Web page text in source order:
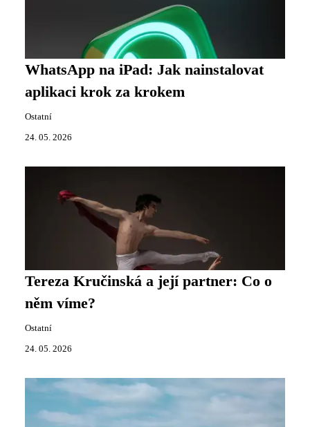
WhatsApp na iPad: Jak nainstalovat
aplikaci krok za krokem
Ostatní
24. 05. 2026
Tereza Kručinská a její partner: Co o
něm víme?
Ostatní
24. 05. 2026